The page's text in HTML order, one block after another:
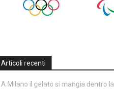
Articoli recenti
A Milano il gelato si mangia dentro